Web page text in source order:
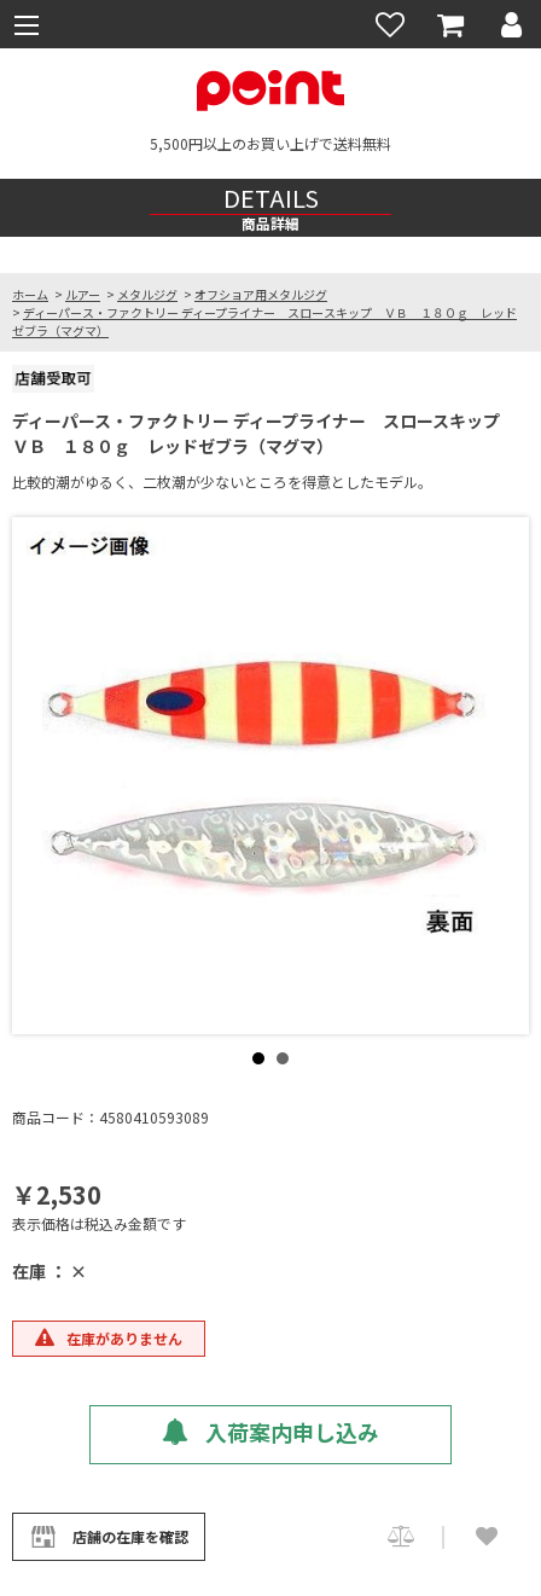
5,500円以上のお買い上げで送料無料
DETAILS
商品詳細
ホーム > ルアー > メタルジグ > オフショア用メタルジグ
> ディーパース・ファクトリー ディープライナー スロースキップ ＶＢ １８０ｇ レッド
ゼブラ（マグマ）
ディーパース・ファクトリー ディープライナー スロースキップ
ＶＢ １８０ｇ レッドゼブラ（マグマ）
比較的潮がゆるく、二枚潮が少ないところを得意としたモデル。
商品コード：4580410593089
￥2,530
表示価格は税込み金額です
在庫 ： ×
在庫がありません
入荷案内申し込み
店舗の在庫を確認